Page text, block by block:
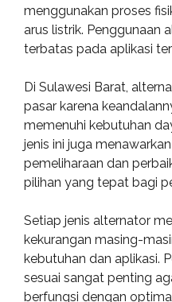
menggunakan proses
arus listrik. Penggunaan
terbatas pada aplikasi
Di Sulawesi Barat,
pasar karena
memenuhi kebutuhan
jenis ini juga
pemeliharaan dan
pilihan yang tepat bagi
Setiap jenis alternator
kekurangan masing-
kebutuhan dan aplikasi.
sesuai sangat penting
berfungsi dengan